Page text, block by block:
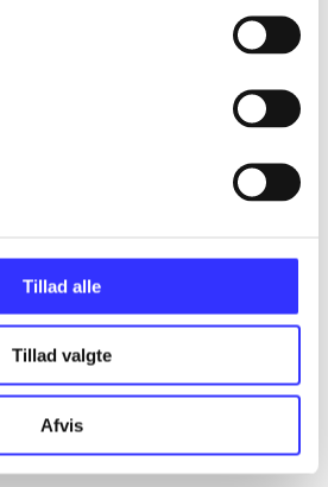
Tillad alle
Tillad valgte
Afvis
fordelt på udgivelser